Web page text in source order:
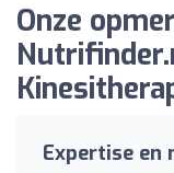
Onze
Expertise en